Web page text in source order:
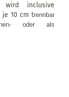
wird inclusive
je 10 cm trennbar
oder als